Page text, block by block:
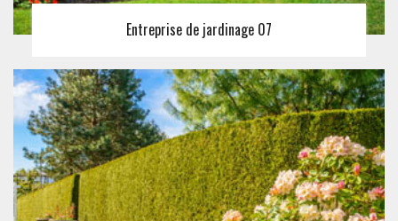
Entreprise de jardinage 07